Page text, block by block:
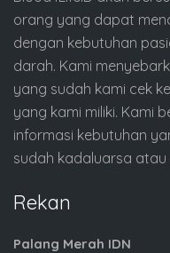
orang yang dapat
dengan kebutuhan
darah. Kami
yang sudah kami cek
yang kami miliki. Kami
informasi kebutuhan
sudah kadaluarsa atau
Rekan
Palang Merah IDN